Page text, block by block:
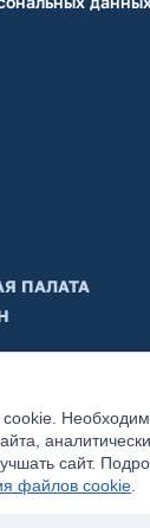
ПАЛАТА
сайт.
файлов cookie